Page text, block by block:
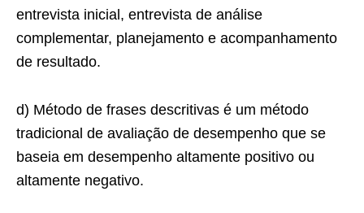
entrevista inicial, entrevista de análise
complementar, planejamento e acompanhamento
de resultado.
d) Método de frases descritivas é um método
tradicional de avaliação de desempenho que se
baseia em desempenho altamente positivo ou
altamente negativo.